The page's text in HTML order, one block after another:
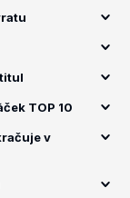
TOP 10
v